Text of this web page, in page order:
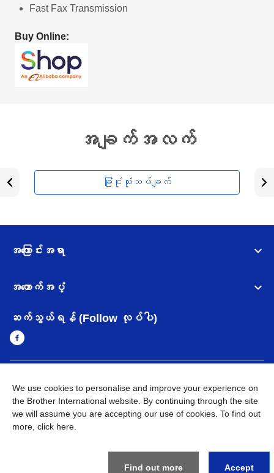
Fast Fax Transmission
Buy Online:
အချက်အလက်
ခြုံငုံသုံးသပ်ချက်
အကြောင်းအရာ
အထောက်အပံ့
ဆက်သွယ်ရန် (Follow လုပ်ပါ)
Brother ၏ ကမ္ဘာတစ်ဝန်းရှိ ကွန်ယက်များ
အချက်အလက်မူဝါဒ အသုံးပြုမူဝါဒ
သုံးစွဲရန် ဝက်ဆိုဒ်အညွှန်း
Brother Global ဝက်ဆိုဒ်သို့သွားရန်
We use cookies to personalise and improve your experience on
the Brother International website. By continuing through the site
we will assume you are accepting our use of cookies. To find out
more, click here
Find out more Accept